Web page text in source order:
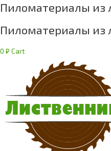
Пиломатериалы из
Пиломатериалы из
0 ₽ Cart